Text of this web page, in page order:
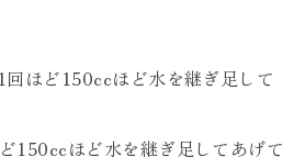
ほど150ccほど水を継ぎ足して
150ccほど水を継ぎ足してあげて